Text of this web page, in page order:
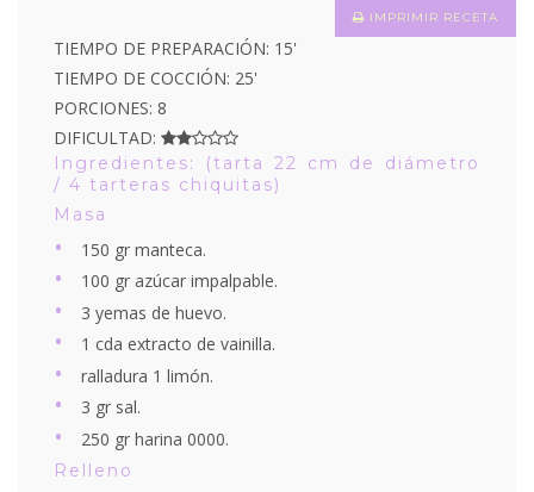
IMPRIMIR RECETA
TIEMPO DE PREPARACIÓN: 15'
TIEMPO DE COCCIÓN: 25'
PORCIONES: 8
DIFICULTAD:
Ingredientes: (tarta 22 cm de diámetro
/ 4 tarteras chiquitas)
Masa
150 gr manteca.
100 gr azúcar impalpable.
3 yemas de huevo.
1 cda extracto de vainilla.
ralladura 1 limón.
3 gr sal.
250 gr harina 0000.
Relleno